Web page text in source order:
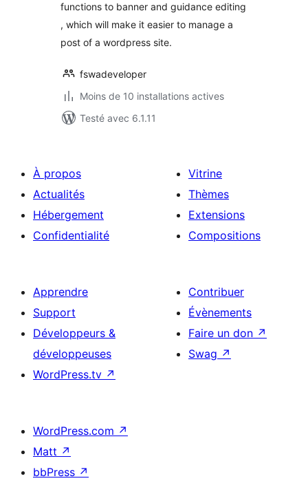
functions to banner and guidance editing
, which will make it easier to manage a
post of a wordpress site.
fswadeveloper
Moins de 10 installations actives
Testé avec 6.1.11
À propos
Actualités
Hébergement
Confidentialité
Vitrine
Thèmes
Extensions
Compositions
Apprendre
Support
Développeurs &
développeuses
WordPress.tv ↗
Contribuer
Évènements
Faire un don ↗
Swag ↗
WordPress.com ↗
Matt ↗
bbPress ↗